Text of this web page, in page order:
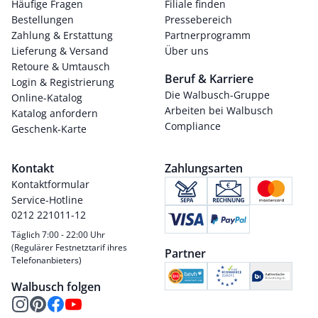
Häufige Fragen
Bestellungen
Zahlung & Erstattung
Lieferung & Versand
Retoure & Umtausch
Login & Registrierung
Online-Katalog
Katalog anfordern
Geschenk-Karte
Filiale finden
Pressebereich
Partnerprogramm
Über uns
Beruf & Karriere
Die Walbusch-Gruppe
Arbeiten bei Walbusch
Compliance
Kontakt
Kontaktformular
Service-Hotline
0212 221011-12
Täglich 7:00 - 22:00 Uhr
(Regulärer Festnetztarif ihres
Telefonanbieters)
Walbusch folgen
Zahlungsarten
Partner